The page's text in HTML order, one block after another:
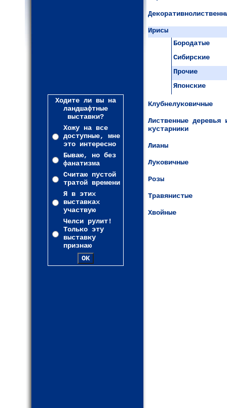
Ходите ли вы на
ландшафтные
выставки?
Хожу на все
доступные, мне
это интересно
Бываю, но без
фанатизма
Считаю пустой
тратой времени
Я в этих
выставках
участвую
Челси рулит!
Только эту
выставку
признаю
Ирисы
Бородатые
Сибирские
Прочие
Японские
Клубнелуковичные
Лиственные деревья
кустарники
Лианы
Луковичные
Розы
Травянистые
Хвойные